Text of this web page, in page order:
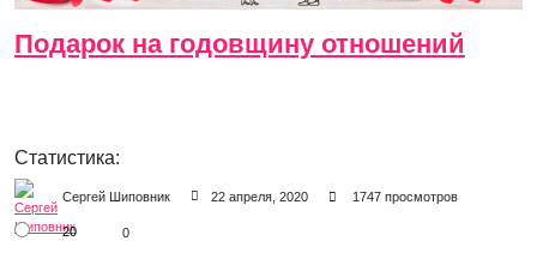
Подарок на годовщину отношений
Статистика:
Сергей Шиповник 22 апреля, 2020 1747 просмотров
20 0